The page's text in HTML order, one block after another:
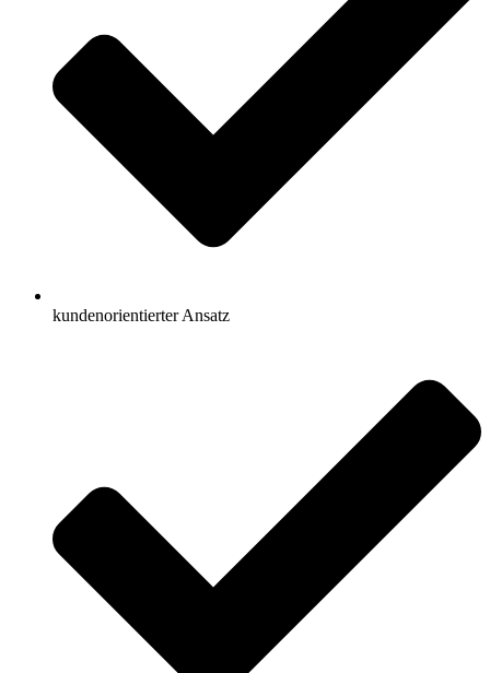
kundenorientierter Ansatz